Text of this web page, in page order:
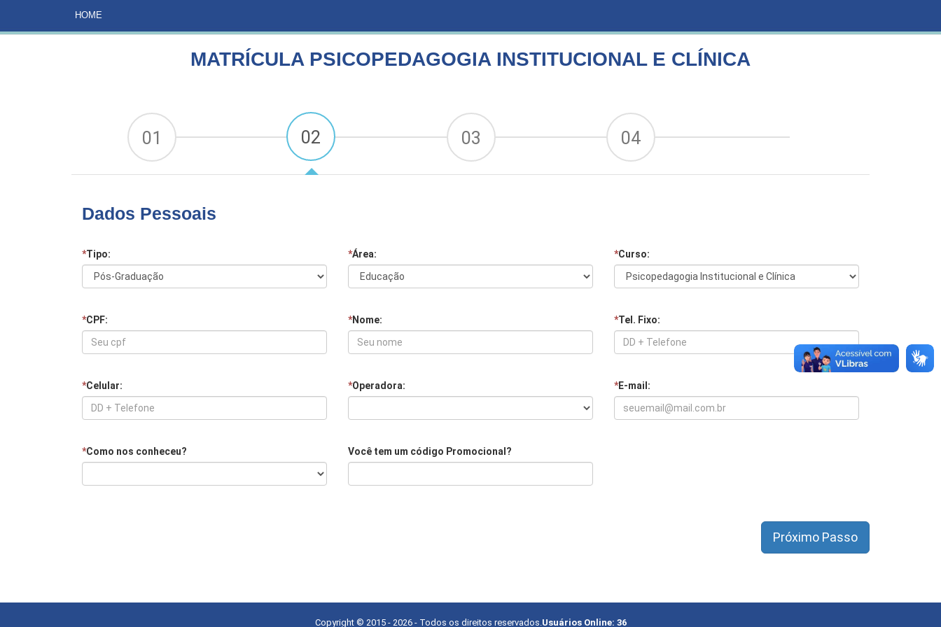
HOME
HOME
MATRÍCULA PSICOPEDAGOGIA INSTITUCIONAL E CLÍNICA
01 02 03 04
Dados Pessoais
*Tipo: *Área: *Curso:
*CPF: *Nome: *Tel. Fixo:
*Celular: *Operadora: *E-mail:
*Como nos conheceu? Você tem um código Promocional?
Copyright © 2015 - 2026- Todos os direitos reservados.Usuários Online: 36